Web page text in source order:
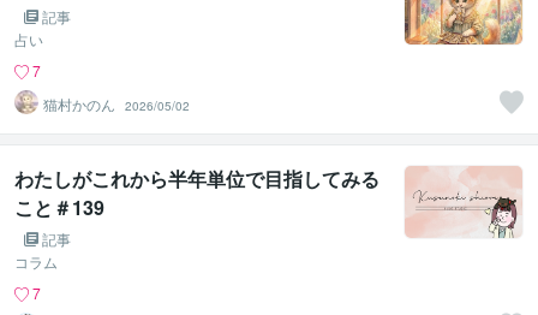
記事
占い
7
猫村かのん
2026/05/02
わたしがこれから半年単位で目指してみる
こと＃139
記事
コラム
7